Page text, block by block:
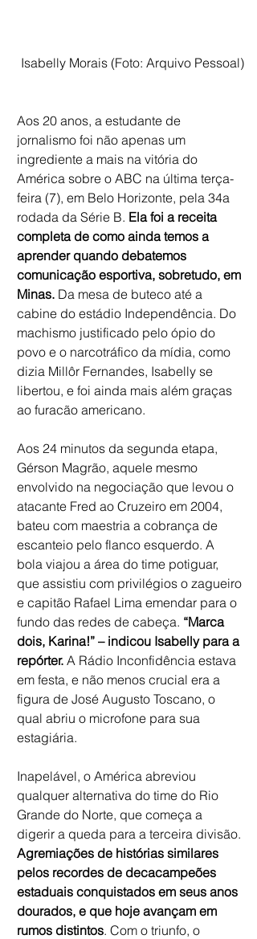
Isabelly Morais (Foto: Arquivo Pessoal)
Aos 20 anos, a estudante de
jornalismo foi não apenas um
ingrediente a mais na vitória do
América sobre o ABC na última terça-
feira (7), em Belo Horizonte, pela 34a
rodada da Série B. Ela foi a receita
completa de como ainda temos a
aprender quando debatemos
comunicação esportiva, sobretudo, em
Minas. Da mesa de buteco até a
cabine do estádio Independência. Do
machismo justificado pelo ópio do
povo e o narcotráfico da mídia, como
dizia Millôr Fernandes, Isabelly se
libertou, e foi ainda mais além graças
ao furacão americano.
Aos 24 minutos da segunda etapa,
Gérson Magrão, aquele mesmo
envolvido na negociação que levou o
atacante Fred ao Cruzeiro em 2004,
bateu com maestria a cobrança de
escanteio pelo flanco esquerdo. A
bola viajou a área do time potiguar,
que assistiu com privilégios o zagueiro
e capitão Rafael Lima emendar para o
fundo das redes de cabeça. “Marca
dois, Karina!” – indicou Isabelly para a
repórter. A Rádio Inconfidência estava
em festa, e não menos crucial era a
figura de José Augusto Toscano, o
qual abriu o microfone para sua
estagiária.
Inapelável, o América abreviou
qualquer alternativa do time do Rio
Grande do Norte, que começa a
digerir a queda para a terceira divisão.
Agremiações de histórias similares
pelos recordes de decacampeões
estaduais conquistados em seus anos
dourados, e que hoje avançam em
rumos distintos. Com o triunfo, o